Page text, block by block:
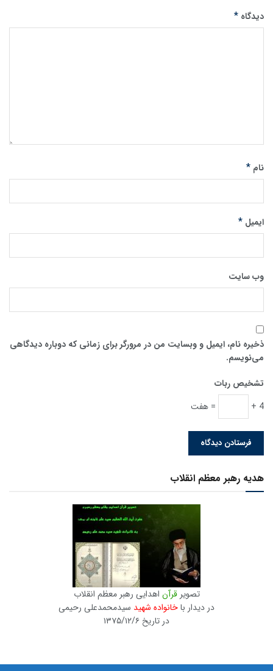
دیدگاه *
نام *
ایمیل *
وب‌ سایت
ذخیره نام، ایمیل و وبسایت من در مرورگر برای زمانی که دوباره دیدگاهی
می‌نویسم.
تشخیص ربات
4 +
= هفت
هدیه رهبر معظم انقلاب
تصویرقرآن اهدایی رهبر معظم انقلاب
در دیدار باخانواده شهید سیدمحمدعلی رحیمی
در تاریخ ۱۳۷۵/۱۲/۶